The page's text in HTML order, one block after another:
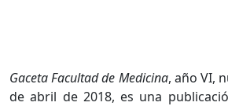
Gaceta Facultad de Medicina, año VI,
de abril de 2018, es una